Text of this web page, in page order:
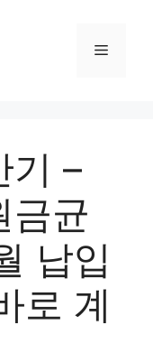
메
기 –
금균
납입
로 계